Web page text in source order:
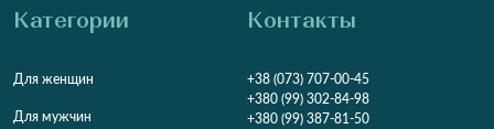
Категории
Для женщин
Для мужчин
Контакты
+38 (073) 707-00-45
+380 (99) 302-84-98
+380 (99) 387-81-50